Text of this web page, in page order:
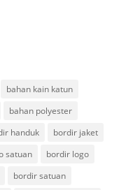
bahan kain katun
bahan polyester
handuk
bordir jaket
satuan
bordir logo
bordir satuan